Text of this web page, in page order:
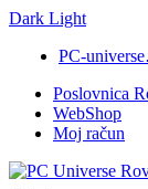
Dark Light
navigation
content
PC-
Poslovnica
WebShop
Moj račun